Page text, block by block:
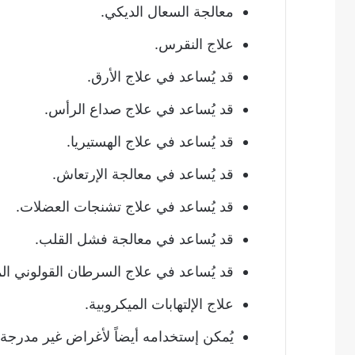
معالجة السعال الديكي.
علاج النقرس.
قد يُساعد في علاج الأرق.
قد يُساعد في علاج صداع الرأس.
قد يُساعد في علاج الهستيريا.
قد يُساعد في معالجة الإرتعاش.
قد يُساعد في علاج تشنجات العضلات.
قد يُساعد في معالجة فشل القلب.
قد يُساعد في علاج السرطان القولوني
علاج الإلتهابات الميكروبية.
يُمكن إستخدامه أيضاً لأغراض غير مدرجة